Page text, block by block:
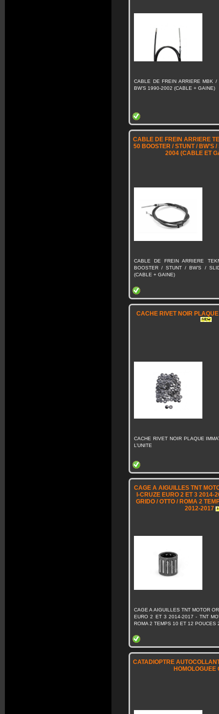
CABLE DE FREIN ARRIERE MBK
BW’S 1990-2002 (CABLE + GAINE)
CABLE DE FREIN ARRIERE
50 BOOSTER / STUNT / BW’S
2004 (CABLE ET
CABLE DE FREIN ARRIERE
BOOSTER / STUNT / BW’S /
(CABLE + GAINE)
CACHE RIVET NOIR
CACHE RIVET NOIR PLAQUE
L’UNITE
CAGE A AIGUILLES TNT
I-CRUZE EURO 2 ET 3 2014-
GRIDO / OTTO / ROMA 2
2012-2017
CAGE A AIGUILLES TNT MOTOR
EURO 2 ET 3 2014-2017 - TNT
ROMA 2 TEMPS 10 ET 12 POUCES
CATADIOPTRE
HOMOLOGUEE